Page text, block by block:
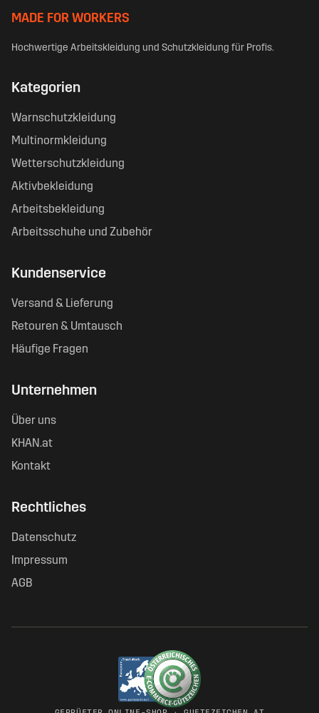
MADE FOR WORKERS
Hochwertige Arbeitskleidung und Schutzkleidung für Profis.
Kategorien
Warnschutzkleidung
Multinormkleidung
Wetterschutzkleidung
Aktivbekleidung
Arbeitsbekleidung
Arbeitsschuhe und Zubehör
Kundenservice
Versand & Lieferung
Retouren & Umtausch
Häufige Fragen
Unternehmen
Über uns
KHAN.at
Kontakt
Rechtliches
Datenschutz
Impressum
AGB